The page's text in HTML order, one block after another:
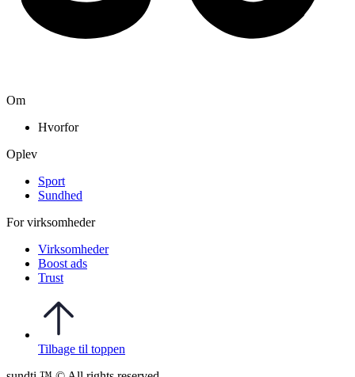
Om
Hvorfor
Oplev
Sport
Sundhed
For virksomheder
Virksomheder
Boost ads
Trust
Tilbage til toppen